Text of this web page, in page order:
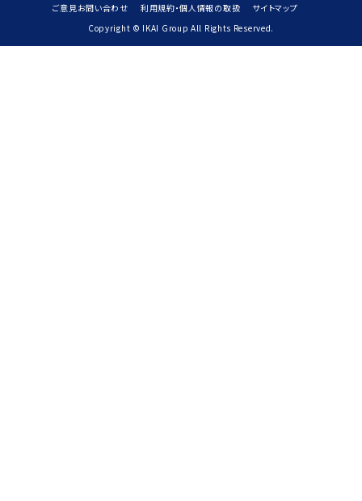
ご意見お問い合わせ 利用規約・個人情報の取扱
サイトマップ
Copyright © IKAI Group All Rights Reserved.